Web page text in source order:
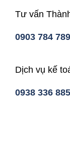
Tư vấn
0903 784 789
Dịch vụ kế
0938 336 885